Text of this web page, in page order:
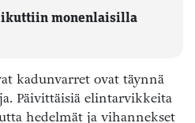
monenlaisilla
kadunvarret ovat täynnä
Päivittäisiä elintarvikkeita
hedelmät ja vihannekset